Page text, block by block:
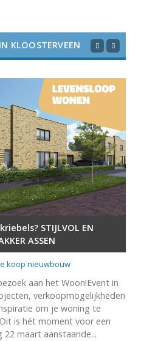
KLOOSTERVEEN
STIJLVOL EN
ASSEN
koop nieuwbouw
aan het Woon!Event in
verkoopmogelijkheden
om je woning te
is hét moment voor een
maart aanstaande...